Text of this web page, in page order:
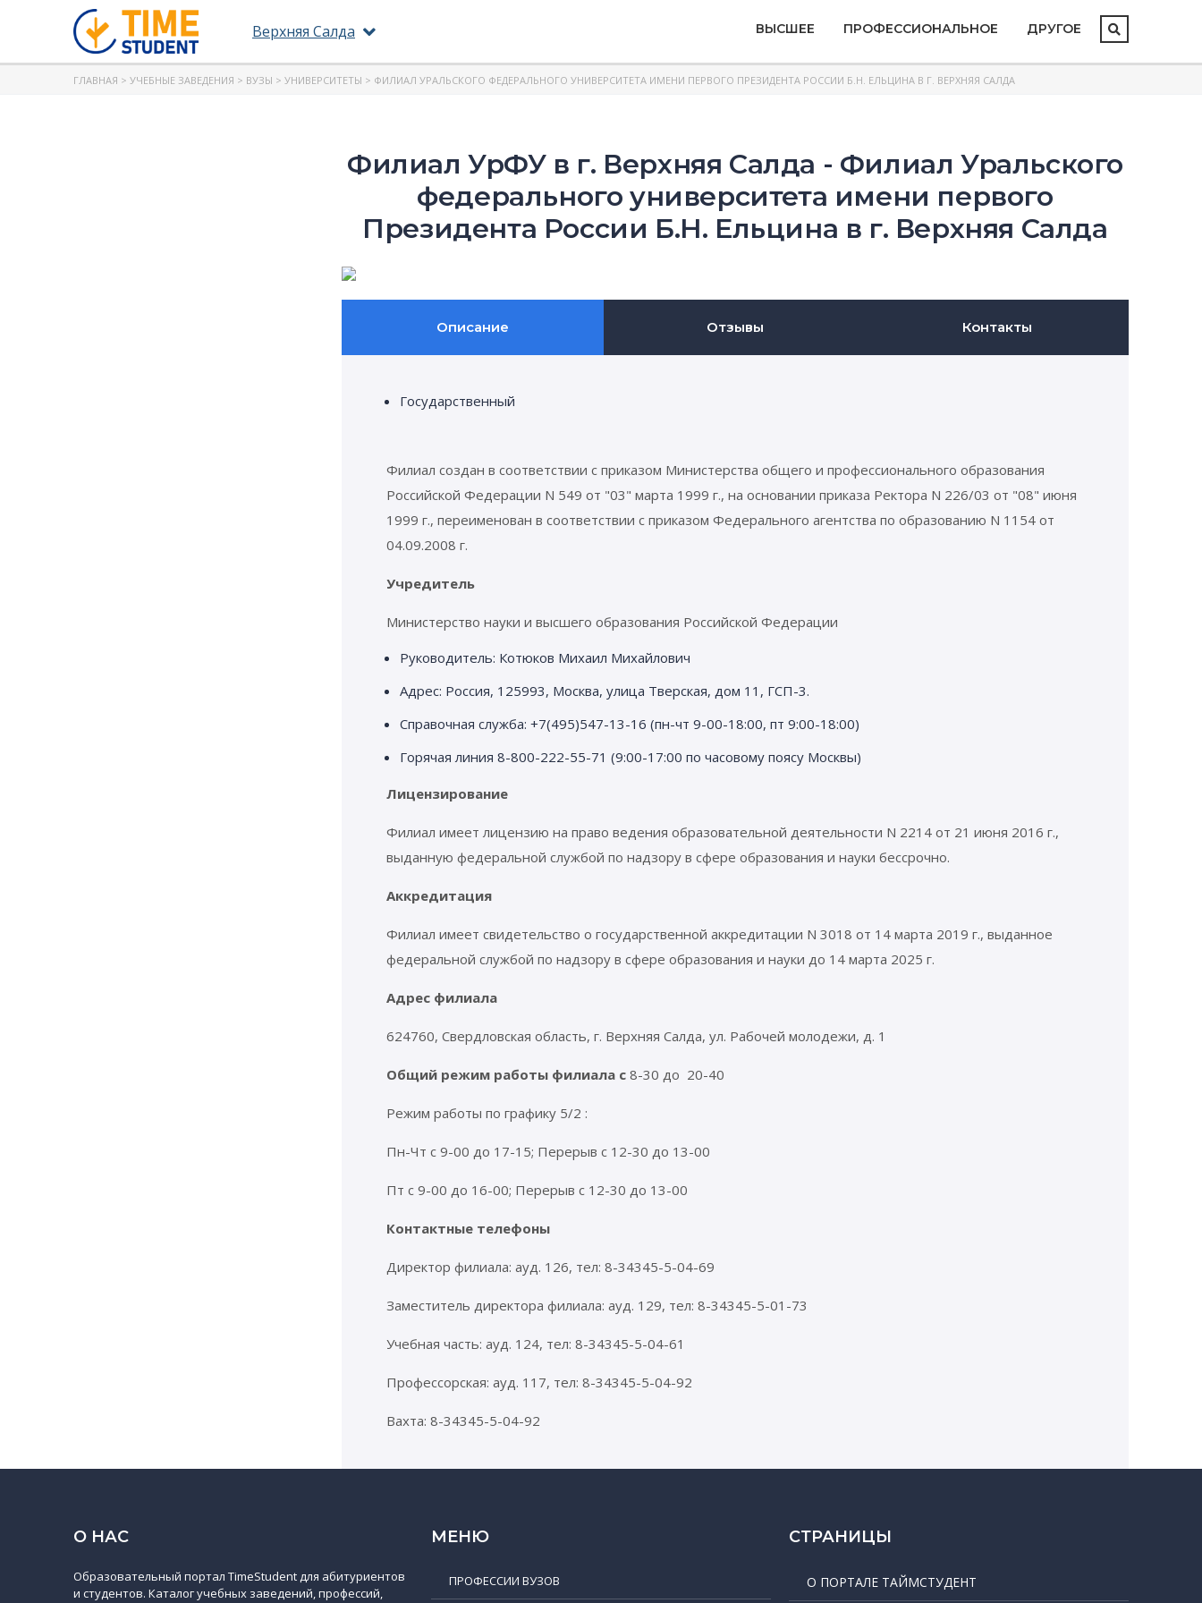
Верхняя Салда ВЫСШЕЕ ПРОФЕССИОНАЛЬНОЕ ДРУГОЕ
ГЛАВНАЯ > УЧЕБНЫЕ ЗАВЕДЕНИЯ > ВУЗЫ > УНИВЕРСИТЕТЫ > ФИЛИАЛ УРАЛЬСКОГО ФЕДЕРАЛЬНОГО УНИВЕРСИТЕТА ИМЕНИ ПЕРВОГО ПРЕЗИДЕНТА РОССИИ Б.Н. ЕЛЬЦИНА В Г. ВЕРХНЯЯ САЛДА
Филиал УрФУ в г. Верхняя Салда - Филиал Уральского
федерального университета имени первого
Президента России Б.Н. Ельцина в г. Верхняя Салда
Описание Отзывы Контакты
Государственный
Филиал создан в соответствии с приказом Министерства общего и профессионального образования
Российской Федерации N 549 от "03" марта 1999 г., на основании приказа Ректора N 226/03 от "08" июня
1999 г., переименован в соответствии с приказом Федерального агентства по образованию N 1154 от
04.09.2008 г.
Учредитель
Министерство науки и высшего образования Российской Федерации
Руководитель: Котюков Михаил Михайлович
Адрес: Россия, 125993, Москва, улица Тверская, дом 11, ГСП-3.
Справочная служба: +7(495)547-13-16 (пн-чт 9-00-18:00, пт 9:00-18:00)
Горячая линия 8-800-222-55-71 (9:00-17:00 по часовому поясу Москвы)
Лицензирование
Филиал имеет лицензию на право ведения образовательной деятельности N 2214 от 21 июня 2016 г.,
выданную федеральной службой по надзору в сфере образования и науки бессрочно.
Аккредитация
Филиал имеет свидетельство о государственной аккредитации N 3018 от 14 марта 2019 г., выданное
федеральной службой по надзору в сфере образования и науки до 14 марта 2025 г.
Адрес филиала
624760, Свердловская область, г. Верхняя Салда, ул. Рабочей молодежи, д. 1
Общий режим работы филиала с 8-30 до 20-40
Режим работы по графику 5/2 :
Пн-Чт с 9-00 до 17-15; Перерыв с 12-30 до 13-00
Пт с 9-00 до 16-00; Перерыв с 12-30 до 13-00
Контактные телефоны
Директор филиала: ауд. 126, тел: 8-34345-5-04-69
Заместитель директора филиала: ауд. 129, тел: 8-34345-5-01-73
Учебная часть: ауд. 124, тел: 8-34345-5-04-61
Профессорская: ауд. 117, тел: 8-34345-5-04-92
Вахта: 8-34345-5-04-92
О НАС
Образовательный портал TimeStudent для абитуриентов
и студентов. Каталог учебных заведений, профессий,
МЕНЮ
ПРОФЕССИИ ВУЗОВ
СТРАНИЦЫ
О ПОРТАЛЕ ТАЙМСТУДЕНТ